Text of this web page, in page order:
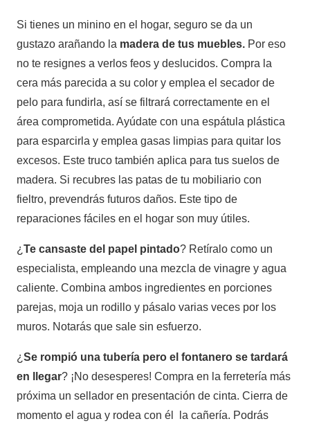
Si tienes un minino en el hogar, seguro se da un
gustazo arañando la madera de tus muebles. Por eso
no te resignes a verlos feos y deslucidos. Compra la
cera más parecida a su color y emplea el secador de
pelo para fundirla, así se filtrará correctamente en el
área comprometida. Ayúdate con una espátula plástica
para esparcirla y emplea gasas limpias para quitar los
excesos. Este truco también aplica para tus suelos de
madera. Si recubres las patas de tu mobiliario con
fieltro, prevendrás futuros daños. Este tipo de
reparaciones fáciles en el hogar son muy útiles.
¿ Te cansaste del papel pintado? Retíralo como un
especialista, empleando una mezcla de vinagre y agua
caliente. Combina ambos ingredientes en porciones
parejas, moja un rodillo y pásalo varias veces por los
muros. Notarás que sale sin esfuerzo.
¿ Se rompió una tubería pero el fontanero se tardará
en llegar? ¡No desesperes! Compra en la ferretería más
próxima un sellador en presentación de cinta. Cierra de
momento el agua y rodea con él la cañería. Podrás